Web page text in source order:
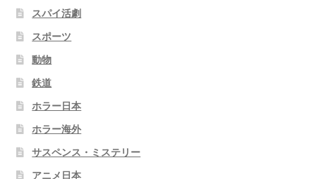
スパイ活劇
スポーツ
動物
鉄道
ホラー日本
ホラー海外
サスペンス・ミステリー
アニメ日本